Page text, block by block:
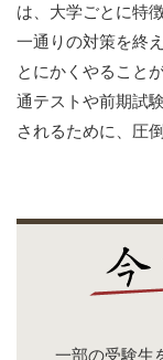
は、大学ごとに特
一通りの対策を終
とにかくやること
通テストや前期試
されるために、圧
一部の受験生